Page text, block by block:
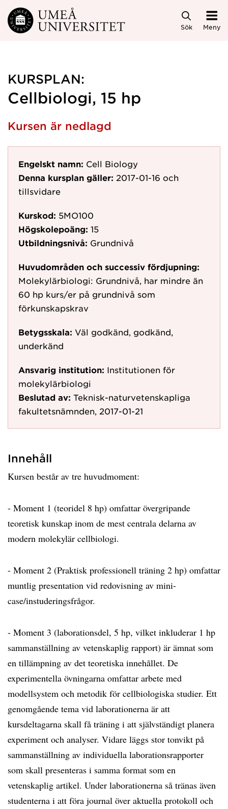
Hoppa direkt till innehållet
Sök Meny
KURSPLAN:
Cellbiologi, 15 hp
Kursen är nedlagd
Engelskt namn: Cell Biology
Denna kursplan gäller: 2017-01-16 och
tillsvidare
Kurskod: 5MO100
Högskolepoäng: 15
Utbildningsnivå: Grundnivå
Huvudområden och successiv fördjupning:
Molekylärbiologi: Grundnivå, har mindre än
60 hp kurs/er på grundnivå som
förkunskapskrav
Betygsskala: Väl godkänd, godkänd,
underkänd
Ansvarig institution: Institutionen för
molekylärbiologi
Beslutad av: Teknisk-naturvetenskapliga
fakultetsnämnden, 2017-01-21
Innehåll
Kursen består av tre huvudmoment:
- Moment 1 (teoridel 8 hp) omfattar övergripande
teoretisk kunskap inom de mest centrala delarna av
modern molekylär cellbiologi.
- Moment 2 (Praktisk professionell träning 2 hp) omfattar
muntlig presentation vid redovisning av mini-
case/instuderingsfrågor.
- Moment 3 (laborationsdel, 5 hp, vilket inkluderar 1 hp
sammanställning av vetenskaplig rapport) är ämnat som
en tillämpning av det teoretiska innehållet. De
experimentella övningarna omfattar arbete med
modellsystem och metodik för cellbiologiska studier. Ett
genomgående tema vid laborationerna är att
kursdeltagarna skall få träning i att självständigt planera
experiment och analyser. Vidare läggs stor tonvikt på
sammanställning av individuella laborationsrapporter
som skall presenteras i samma format som en
vetenskaplig artikel. Under laborationerna så tränas även
studenterna i att föra journal över aktuella protokoll och